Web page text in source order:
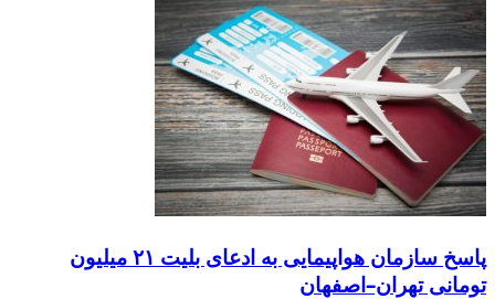
پاسخ سازمان هواپیمایی به ادعای بلیت ۲۱ میلیون
تومانی تهران–اصفهان